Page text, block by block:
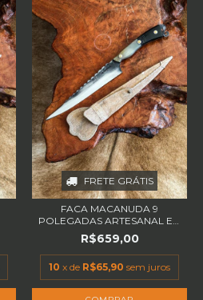
FRETE GRÁTIS
FACA MACANUDA 9
POLEGADAS ARTESANAL EM
A...
R$659,00
10 x de R$65,90 sem juros